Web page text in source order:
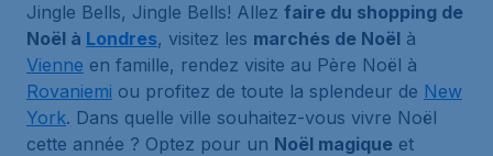
Jingle Bells, Jingle Bells! Allez faire du shopping de
Noël à Londres, visitez les marchés de Noël à
Vienne en famille, rendez visite au Père Noël à
Rovaniemi ou profitez de toute la splendeur de New
York. Dans quelle ville souhaitez-vous vivre Noël
cette année ? Optez pour un Noël magique et